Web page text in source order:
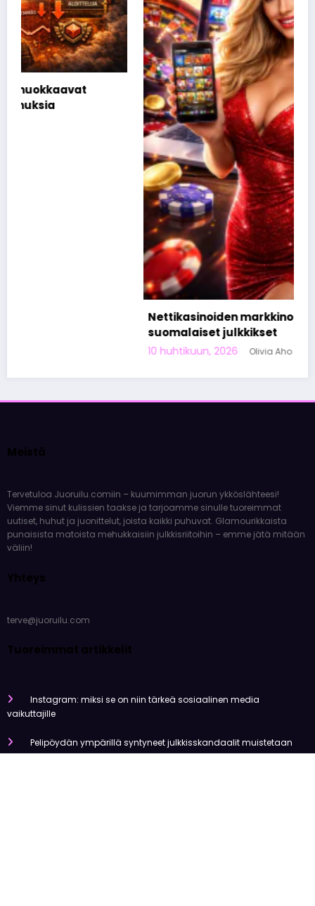
Nettikasinoiden markkinoinnista tunnetut
suomalaiset julkkikset
Olivia Aho
Meistä
Tervetuloa Juoruilu.comiin – kuumimman juorun ykköslähteesi!
Viemme sinut kulissien taakse ja tarjoamme sinulle tuoreimmat
uutiset, huhut ja juonittelut, joista kaikki puhuvat. Glamourikkaista
punaisista matoista mehukkaisiin julkkisriitoihin – emme jätä mitään
Yhteys
terve@juoruilu.com
Tuoreimmat artikkelit
Instagram: miksi se on niin tärkeä sosiaalinen media
vaikuttajille
Pelipöydän ympärillä syntyneet julkkisskandaalit muistetaan